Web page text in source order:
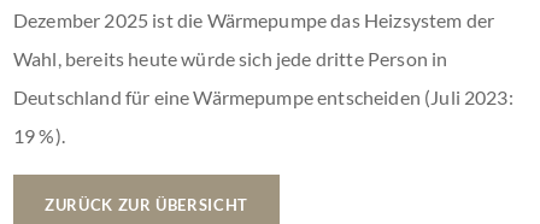
Dezember 2025 ist die Wärmepumpe das Heizsystem der
Wahl, bereits heute würde sich jede dritte Person in
Deutschland für eine Wärmepumpe entscheiden (Juli 2023:
19 %).
ZURÜCK ZUR ÜBERSICHT